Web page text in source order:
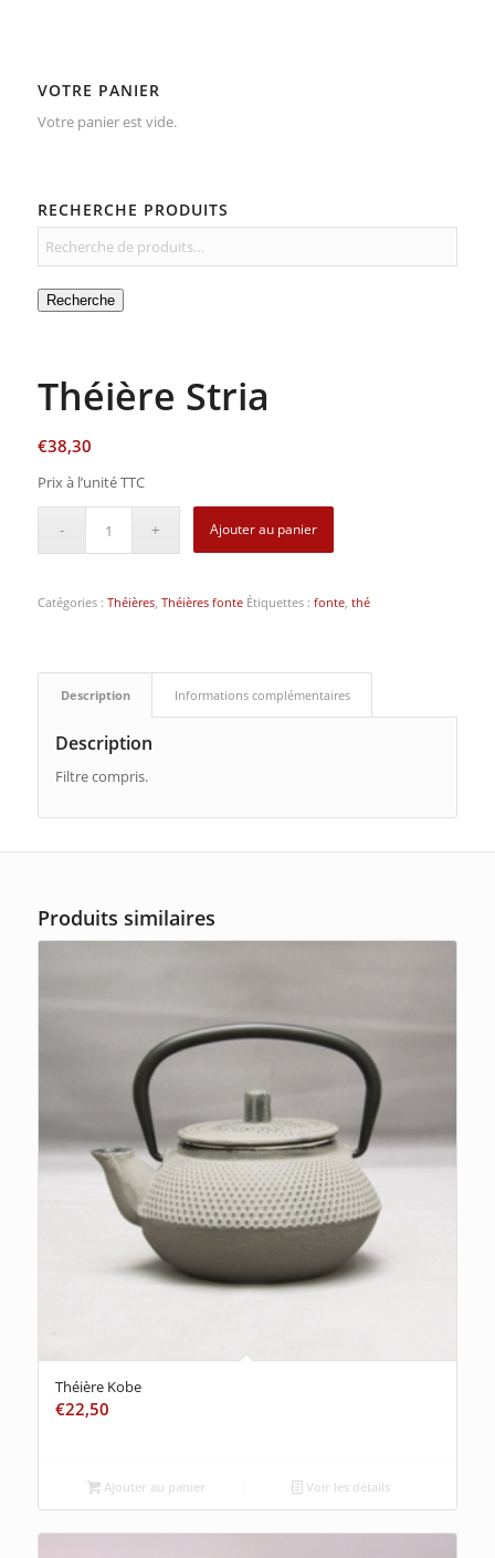
VOTRE PANIER
Votre panier est vide.
RECHERCHE PRODUITS
Recherche
Théière Stria
€38,30
Prix à l’unité TTC
Ajouter au panier
Catégories : Théières, Théières fonte Étiquettes : fonte, thé
Description Informations complémentaires
Description
Filtre compris.
Produits similaires
Théière Kobe
€22,50
Ajouter au panier Voir les détails